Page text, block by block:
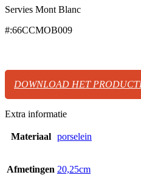
Servies Mont Blanc
#:66CCMOB009
DOWNLOAD HET
Extra informatie
Materiaal porselein
Afmetingen 20,25cm